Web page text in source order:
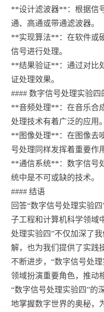
**设计滤波器**：根据信
通、高通或带通滤波器。
**实现算法**：在软件或
信号进行处理。
**结果验证**：通过对比
证处理效果。
#### 数字信号处理实验四
**音频处理**：在音乐合
处理技术有着广泛的应用。
**图像处理**：在图像去
号处理同样发挥着重要作
**通信系统**：数字信号
统中是不可或缺的技术。
#### 结语
回答“数字信号处理实验
子工程和计算机科学领域
处理实验四”不仅加深了
解，也为我们提供了实践
不断进步，“数字信号处
领域扮演重要角色，推动
“数字信号处理实验四”的
地掌握数字世界的奥秘，